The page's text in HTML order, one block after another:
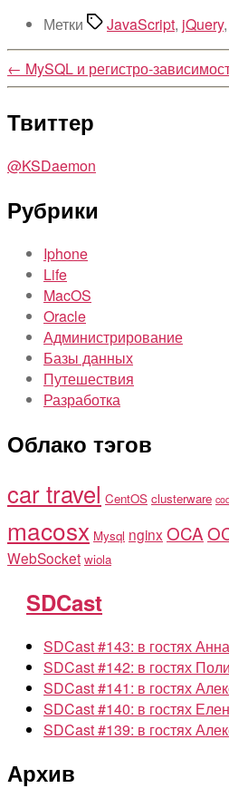
Метки JavaScript, jQuery,
← MySQL и регистро-
Твиттер
@KSDaemon
Рубрики
Iphone
Life
MacOS
Oracle
Администрирование
Базы данных
Путешествия
Разработка
Облако тэгов
car travel CentOS clusterware
macosx Mysql nginx OCA
WebSocket wiola
SDCast
SDCast #143: в гостях
SDCast #142: в гостях
SDCast #141: в гостях
SDCast #140: в гостях
SDCast #139: в гостях
Архив